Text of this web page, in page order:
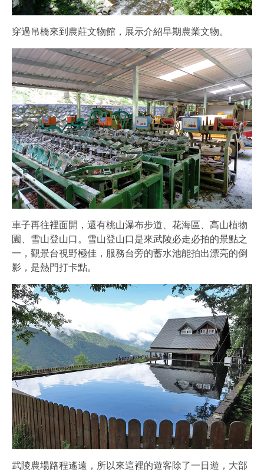
穿過吊橋來到農莊文物館，展示介紹早期農業文物。
車子再往裡面開，還有桃山瀑布步道、花海區、高山植物
園、雪山登山口。雪山登山口是來武陵必走必拍的景點之
一，觀景台視野極佳，服務台旁的蓄水池能拍出漂亮的倒
影，是熱門打卡點。
武陵農場路程遙遠，所以來這裡的遊客除了一日遊，大部